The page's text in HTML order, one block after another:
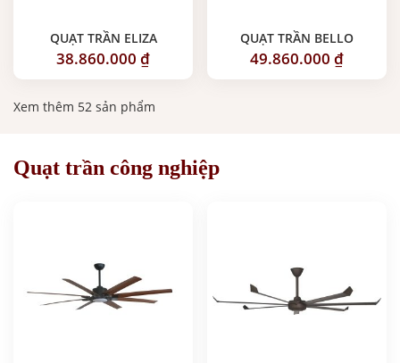
QUẠT TRẦN ELIZA
38.860.000 ₫
QUẠT TRẦN BELLO
49.860.000 ₫
Xem thêm 52 sản phẩm
Quạt trần công nghiệp